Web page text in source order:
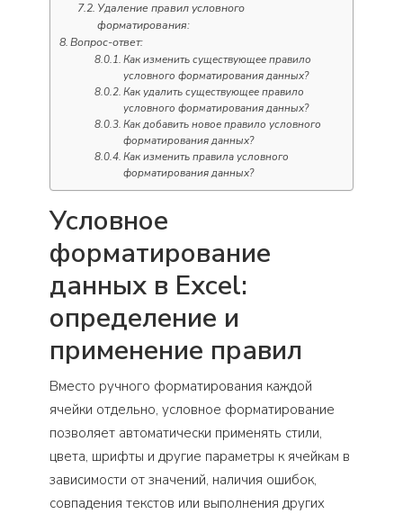
Удаление правил условного
форматирования:
Вопрос-ответ:
Как изменить существующее правило
условного форматирования данных?
Как удалить существующее правило
условного форматирования данных?
Как добавить новое правило условного
форматирования данных?
Как изменить правила условного
форматирования данных?
Условное
форматирование
данных в Excel:
определение и
применение правил
Вместо ручного форматирования каждой
ячейки отдельно, условное форматирование
позволяет автоматически применять стили,
цвета, шрифты и другие параметры к ячейкам в
зависимости от значений, наличия ошибок,
совпадения текстов или выполнения других